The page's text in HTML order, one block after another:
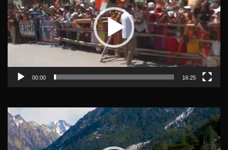
00:00 16:25
Video
Player